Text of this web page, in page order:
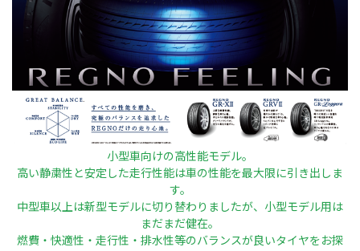
小型車向けの高性能モデル。
高い静粛性と安定した走行性能は車の性能を最大限に引き出しま
す。
中型車以上は新型モデルに切り替わりましたが、小型モデル用は
まだまだ健在。
燃費・快適性・走行性・排水性等のバランスが良いタイヤをお探